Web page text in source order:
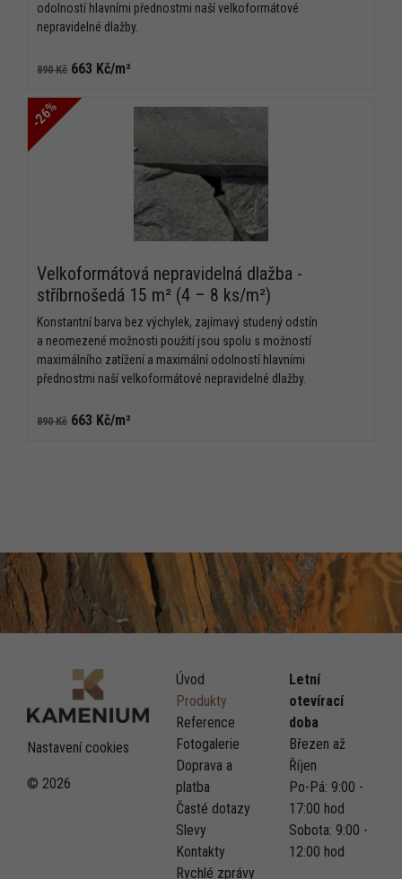
odolností hlavními přednostmi naší velkoformátové
nepravidelné dlažby.
890 Kč 663 Kč/m²
-26%
Velkoformátová nepravidelná dlažba -
stříbrnošedá 15 m² (4 – 8 ks/m²)
Konstantní barva bez výchylek, zajímavý studený odstín
a neomezené možnosti použití jsou spolu s možností
maximálního zatížení a maximální odolností hlavními
přednostmi naší velkoformátové nepravidelné dlažby.
890 Kč 663 Kč/m²
Nastavení cookies
© 2026
Úvod
Produkty
Reference
Fotogalerie
Doprava a
platba
Časté dotazy
Slevy
Kontakty
Rychlé zprávy
Letní
otevírací
doba
Březen až
Říjen
Po-Pá: 9:00 -
17:00 hod
Sobota: 9:00 -
12:00 hod